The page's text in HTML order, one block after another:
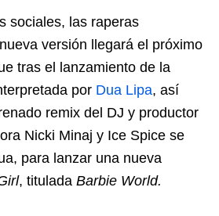
sociales, las raperas
versión llegará el próximo
tras el lanzamiento de la
por Dua Lipa, así
remix del DJ y productor
Nicki Minaj y Ice Spice se
para lanzar una nueva
, titulada Barbie World.